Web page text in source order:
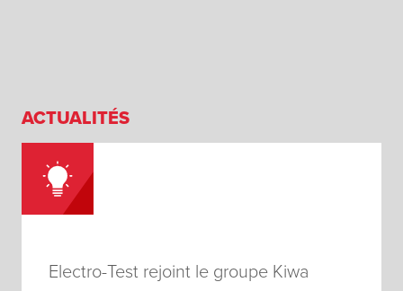
ACTUALITÉS
Electro-Test rejoint le groupe Kiwa